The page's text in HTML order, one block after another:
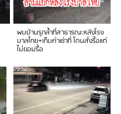
พบบ้านรุกล้ำที่สาธารณะหลังโรง
บาลไทย+เก็บค่าเช่าที่ โดนสั่งรื้อแต่
ไม่ยอมรื้อ